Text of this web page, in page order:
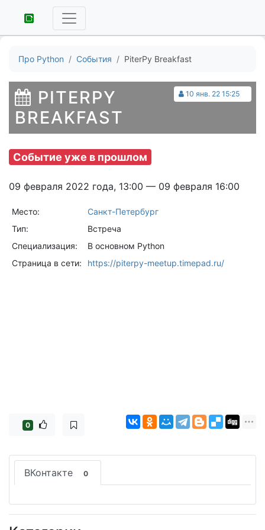
Про Python События PiterPy Breakfast
10 янв. 22 15:25
PITERPY
BREAKFAST
Событие уже в прошлом
09 февраля 2022 года, 13:00 — 09 февраля 16:00
Место:
Санкт-Петербург
Тип:
Встреча
Специализация:
В основном Python
Страница в сети:
https://piterpy-meetup.timepad.ru/
0
ВКонтакте 0